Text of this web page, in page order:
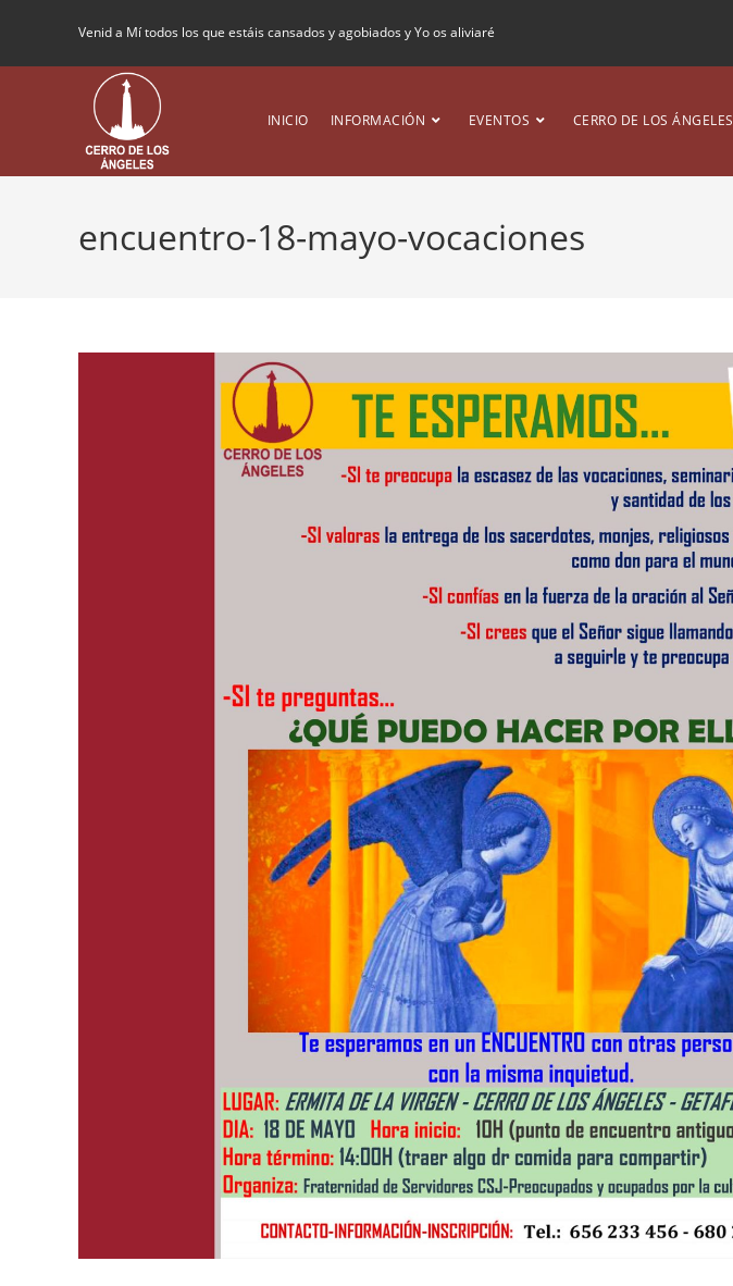
Venid a Mí todos los que estáis cansados y agobiados y Yo os aliviaré
INICIO INFORMACIÓN EVENTOS CERRO DE LOS ÁNGELES
encuentro-18-mayo-vocaciones